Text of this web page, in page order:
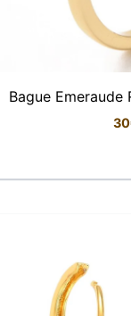
Bague Emeraude
30